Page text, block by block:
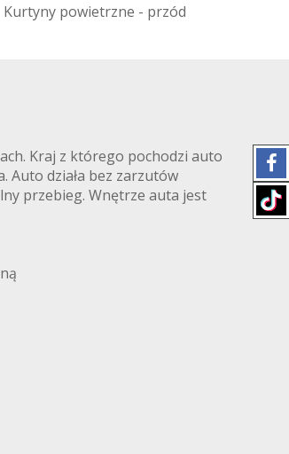
Kurtyny powietrzne - przód
Kraj z którego pochodzi auto
Auto działa bez zarzutów
przebieg. Wnętrze auta jest